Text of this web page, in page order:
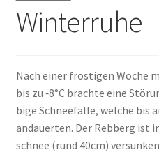
Blog
Geschichtliches
Kasse
Winterruhe
Nach einer fro­sti­gen Woche
bis zu ‑8°C brach­te eine
bi­ge Schnee­fäl­le, wel­che bis
andau­er­ten. Der Reb­berg ist
schnee (rund 40cm)